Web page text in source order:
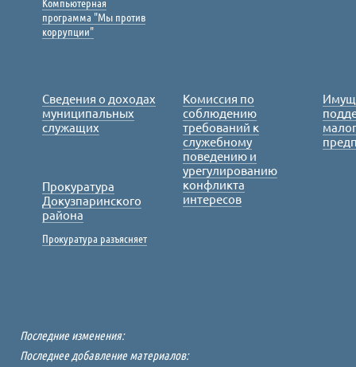
программа "Мы против
коррупции"
Сведения о доходах
муниципальных
служащих
Комиссия по
соблюдению
требований к
служебному
поведению и
урегулированию
конфликта
интересов
Прокуратура
Докузпаринского
района
Прокуратура разъясняет
Последние изменения:
Последнее добавление материалов: